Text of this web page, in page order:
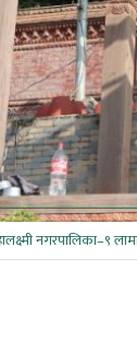
नगरपालिका–९